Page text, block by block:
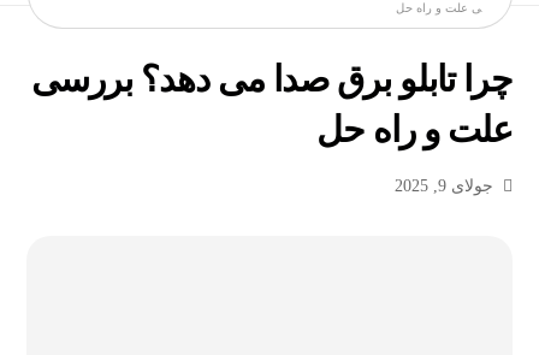
ی علت و راه‌ حل
چرا تابلو برق صدا می‌ دهد؟ بررسی
علت و راه‌ حل
جولای 9, 2025